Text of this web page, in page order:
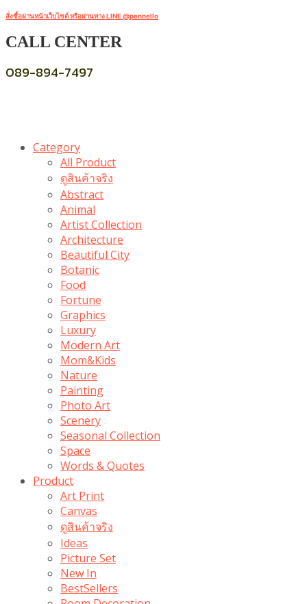
สั่งซื้อผ่านหน้าเว็บไซต์ หรือผ่านทาง LINE @pennello
CALL CENTER
089-894-7497
Category
All Product
ดูสินค้าจริง
Abstract
Animal
Artist Collection
Architecture
Beautiful City
Botanic
Food
Fortune
Graphics
Luxury
Modern Art
Mom&Kids
Nature
Painting
Photo Art
Scenery
Seasonal Collection
Space
Words & Quotes
Product
Art Print
Canvas
ดูสินค้าจริง
Ideas
Picture Set
New In
BestSellers